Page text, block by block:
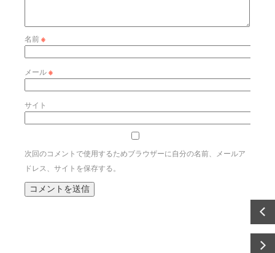
名前※
メール※
サイト
次回のコメントで使用するためブラウザーに自分の名前、メールア
ドレス、サイトを保存する。